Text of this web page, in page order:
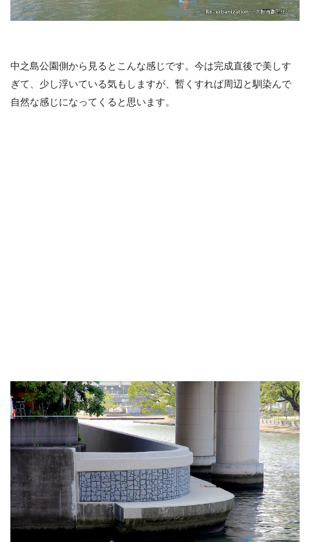
中之島公園側から見るとこんな感じです。今は完成直後で美しす
ぎて、少し浮いている気もしますが、暫くすれば周辺と馴染んで
自然な感じになってくると思います。